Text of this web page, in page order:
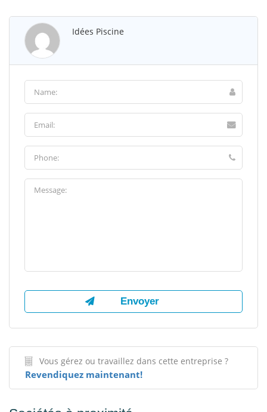
Idées Piscine
Vous gérez ou travaillez dans cette entreprise ?
Revendiquez maintenant!